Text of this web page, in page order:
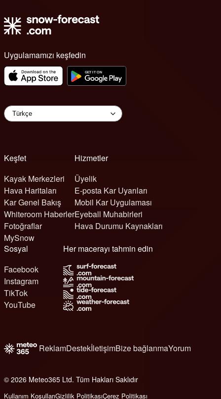
Uygulamamızı keşfedin
Keşfet
Kayak Merkezleri
Hava Haritaları
Kar Genel Bakış
Whiteroom Haberler
Fotoğraflar
MySnow
Hizmetler
Üyelik
E-posta Kar Uyarıları
Mobil Kar Uygulaması
Eyeball Muhabirleri
Hava Durumu Kaynakları
Sosyal
Facebook
Instagram
TikTok
YouTube
Her macerayı tahmin edin
ReklamDestekİletişimBize bağlanmaYorum
© 2026 Meteo365 Ltd. Tüm Hakları Saklıdır
Kullanım KoşullarıGizlilik PolitikasıÇerez Politikası